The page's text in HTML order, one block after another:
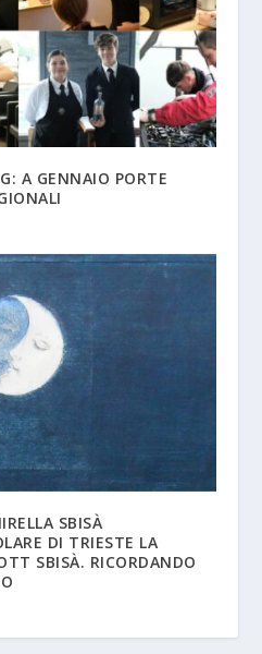
A GENNAIO PORTE
SBISÀ
DI TRIESTE LA
SBISÀ. RICORDANDO